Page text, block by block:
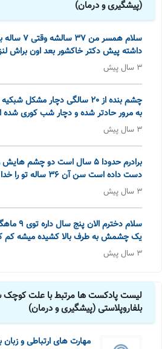
(پیشگیری و درمان)
سلام همسر
داشته پیش دکتر خاکشور بعد اون براش
3 سال پیش
به مرور حادتر شده و دچار شب کوری شده
3 سال پیش
برادرم حدودا 5 سال است دو چشم
دست داده است سن آن 36 ساله تو را خدا برا...
3 سال پیش
سلام
یک چشمش به طرف بالا کشیده میشه کم
3 سال پیش
لیست پادکست ها مرتبط با علت
بلفاروپلاستی (پیشگیری و درمان)
مهارت های ارتباطی و زبان